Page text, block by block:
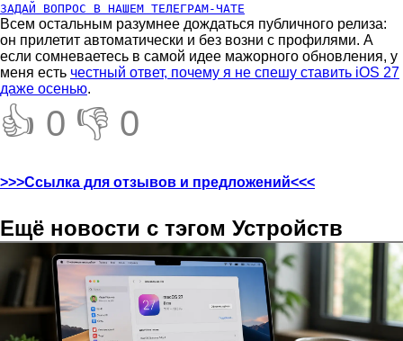
ЗАДАЙ ВОПРОС В НАШЕМ ТЕЛЕГРАМ-ЧАТЕ
Всем остальным разумнее дождаться публичного релиза:
он прилетит автоматически и без возни с профилями. А
если сомневаетесь в самой идее мажорного обновления, у
меня есть честный ответ, почему я не спешу ставить iOS 27
даже осенью.
👍 0 👎 0
>>>Ссылка для отзывов и предложений<<<
Ещё новости с тэгом Устройств